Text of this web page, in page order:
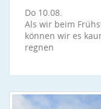
Do 10.08.
Als wir beim
können wir es
regnen